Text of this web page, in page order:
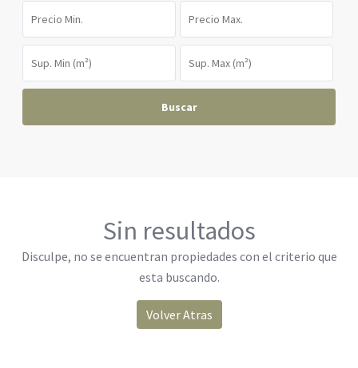
Buscar
Sin resultados
Disculpe, no se encuentran propiedades con el criterio que
esta buscando.
Volver Atras